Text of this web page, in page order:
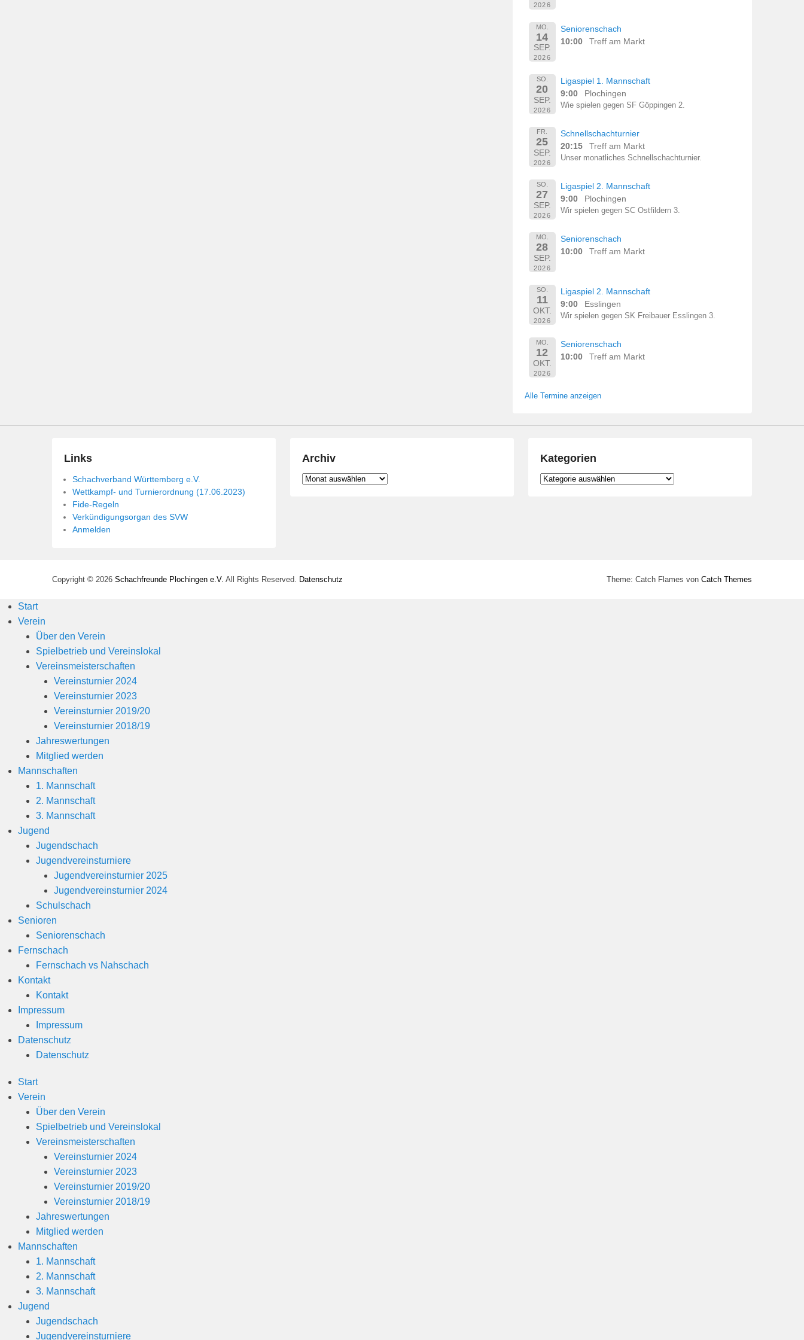
2026
MO.
14
SEP.
2026
Seniorenschach
10:00
Treff am Markt
SO.
20
SEP.
2026
Ligaspiel 1. Mannschaft
9:00
Plochingen
Wie spielen gegen SF Göppingen 2.
FR.
25
SEP.
2026
Schnellschachturnier
20:15
Treff am Markt
Unser monatliches Schnellschachturnier.
SO.
27
SEP.
2026
Ligaspiel 2. Mannschaft
9:00
Plochingen
Wir spielen gegen SC Ostfildern 3.
MO.
28
SEP.
2026
Seniorenschach
10:00
Treff am Markt
SO.
11
OKT.
2026
Ligaspiel 2. Mannschaft
9:00
Esslingen
Wir spielen gegen SK Freibauer Esslingen 3.
MO.
12
OKT.
2026
Seniorenschach
10:00
Treff am Markt
Alle Termine anzeigen
Links
Schachverband Württemberg e.V.
Wettkampf- und Turnierordnung (17.06.2023)
Fide-Regeln
Verkündigungsorgan des SVW
Anmelden
Archiv
Archiv
Kategorien
Kategorien
Copyright © 2026 Schachfreunde Plochingen e.V. All Rights Reserved. Datenschutz Theme: Catch Flames von Catch Themes
Start
Verein
Über den Verein
Spielbetrieb und Vereinslokal
Vereinsmeisterschaften
Vereinsturnier 2024
Vereinsturnier 2023
Vereinsturnier 2019/20
Vereinsturnier 2018/19
Jahreswertungen
Mitglied werden
Mannschaften
1. Mannschaft
2. Mannschaft
3. Mannschaft
Jugend
Jugendschach
Jugendvereinsturniere
Jugendvereinsturnier 2025
Jugendvereinsturnier 2024
Schulschach
Senioren
Seniorenschach
Fernschach
Fernschach vs Nahschach
Kontakt
Kontakt
Impressum
Impressum
Datenschutz
Datenschutz
Start
Verein
Über den Verein
Spielbetrieb und Vereinslokal
Vereinsmeisterschaften
Vereinsturnier 2024
Vereinsturnier 2023
Vereinsturnier 2019/20
Vereinsturnier 2018/19
Jahreswertungen
Mitglied werden
Mannschaften
1. Mannschaft
2. Mannschaft
3. Mannschaft
Jugend
Jugendschach
Jugendvereinsturniere